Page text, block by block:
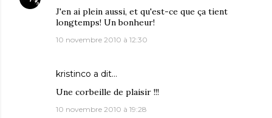
J'en ai plein aussi, et qu'est-ce que ça tient
longtemps! Un bonheur!
10 novembre 2010 à 12:30
kristinco a dit…
Une corbeille de plaisir !!!
10 novembre 2010 à 19:28